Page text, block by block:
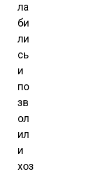
ла
би
ли
сь
и
по
зв
ол
ил
и
хоз